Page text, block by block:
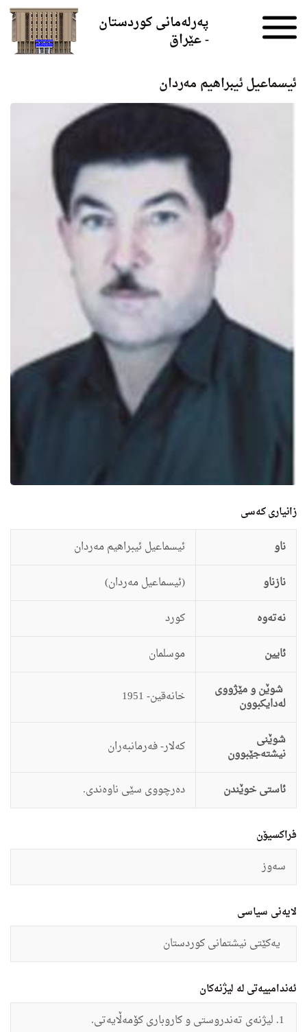
پەرلەمانی کوردستان
- عێراق
ئیسماعیل ئیبراهیم مه‌ردان
زانيارى کەسی
ناو
ئیسماعیل ئیبراهیم مه‌ردان
نازناو
(ئیسماعیل مه‌ردان)
نەتەوە
كورد
ئایین
موسلمان
شوێن و مێژووی
لەدایکبوون خانه‌قین- 1951
شوێنی
نیشتەجێبوون كه‌لار- فه‌رمانبه‌ران
ئاستى خوێندن ده‌رچووى سێى ناوه‌ندى.
فراکسیۆن
سه‌وز
لایەنی سیاسی
یه‌كێتى نیشتمانى كوردستان
ئەندامییەتی لە لیژنەکان
لیژنه‌ى ته‌ندروستى‌ و كاروبارى كۆمه‌ڵایه‌تى.